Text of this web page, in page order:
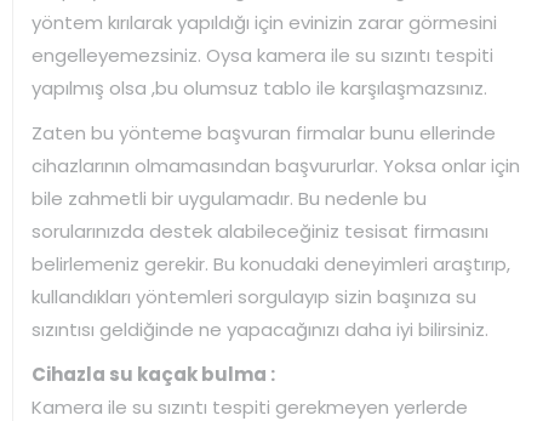
yöntem kırılarak yapıldığı için evinizin zarar görmesini
engelleyemezsiniz. Oysa kamera ile su sızıntı tespiti
yapılmış olsa ,bu olumsuz tablo ile karşılaşmazsınız.
Zaten bu yönteme başvuran firmalar bunu ellerinde
cihazlarının olmamasından başvururlar. Yoksa onlar için
bile zahmetli bir uygulamadır. Bu nedenle bu
sorularınızda destek alabileceğiniz tesisat firmasını
belirlemeniz gerekir. Bu konudaki deneyimleri araştırıp,
kullandıkları yöntemleri sorgulayıp sizin başınıza su
sızıntısı geldiğinde ne yapacağınızı daha iyi bilirsiniz.
Cihazla su kaçak bulma :
Kamera ile su sızıntı tespiti gerekmeyen yerlerde